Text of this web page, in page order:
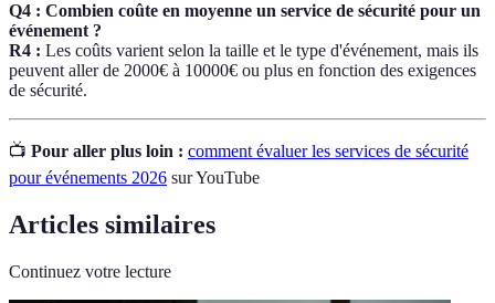
Q4 : Combien coûte en moyenne un service de sécurité pour un
événement ?
R4 : Les coûts varient selon la taille et le type d'événement, mais ils
peuvent aller de 2000€ à 10000€ ou plus en fonction des exigences
de sécurité.
📺 Pour aller plus loin : comment évaluer les services de sécurité
pour événements 2026 sur YouTube
Articles similaires
Continuez votre lecture